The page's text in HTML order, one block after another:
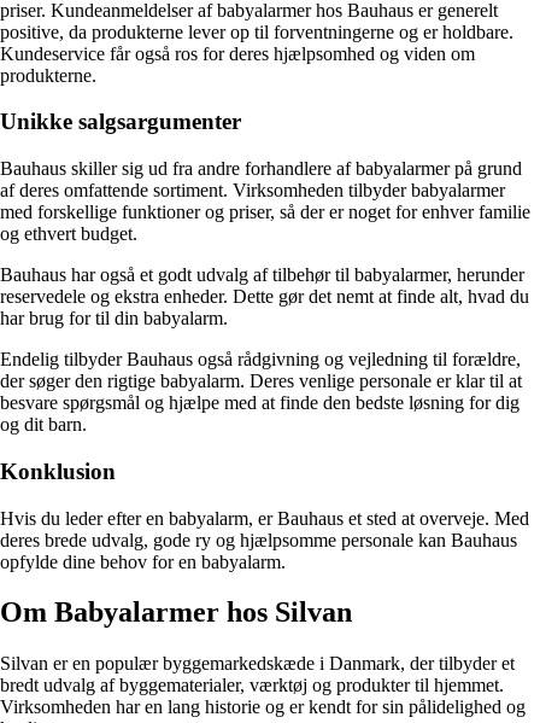
priser. Kundeanmeldelser af babyalarmer hos Bauhaus er generelt
positive, da produkterne lever op til forventningerne og er holdbare.
Kundeservice får også ros for deres hjælpsomhed og viden om
produkterne.
Unikke salgsargumenter
Bauhaus skiller sig ud fra andre forhandlere af babyalarmer på grund
af deres omfattende sortiment. Virksomheden tilbyder babyalarmer
med forskellige funktioner og priser, så der er noget for enhver familie
og ethvert budget.
Bauhaus har også et godt udvalg af tilbehør til babyalarmer, herunder
reservedele og ekstra enheder. Dette gør det nemt at finde alt, hvad du
har brug for til din babyalarm.
Endelig tilbyder Bauhaus også rådgivning og vejledning til forældre,
der søger den rigtige babyalarm. Deres venlige personale er klar til at
besvare spørgsmål og hjælpe med at finde den bedste løsning for dig
og dit barn.
Konklusion
Hvis du leder efter en babyalarm, er Bauhaus et sted at overveje. Med
deres brede udvalg, gode ry og hjælpsomme personale kan Bauhaus
opfylde dine behov for en babyalarm.
Om Babyalarmer hos Silvan
Silvan er en populær byggemarkedskæde i Danmark, der tilbyder et
bredt udvalg af byggematerialer, værktøj og produkter til hjemmet.
Virksomheden har en lang historie og er kendt for sin pålidelighed og